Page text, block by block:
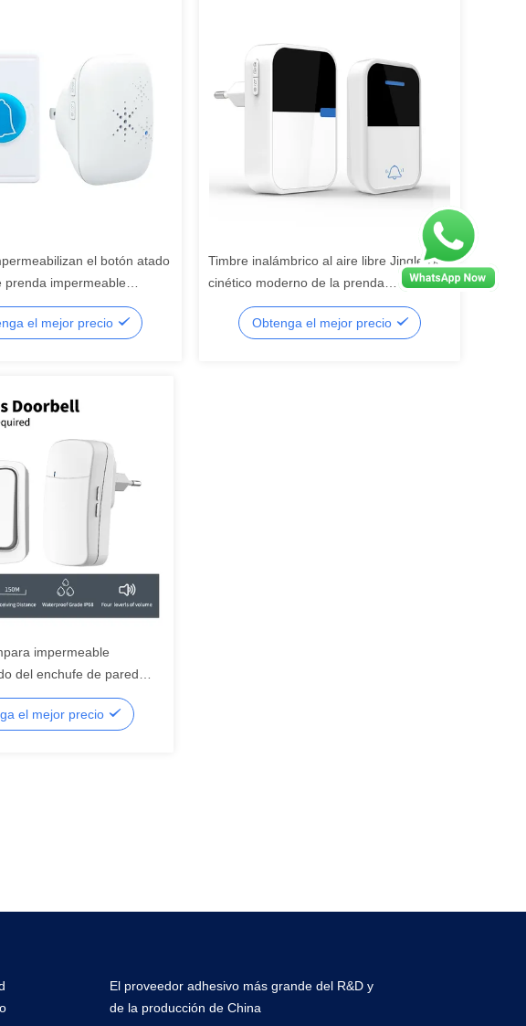
el botón atado
prenda impermeable
timbre de los tonos LED
el mejor precio
Timbre inalámbrico al aire libre Jingle Bell
cinético moderno de la prenda
impermeable
Obtenga el mejor precio
impermeable
del enchufe de pared
150M Remote Control Light
el mejor precio
El proveedor adhesivo más grande del R&D y
de la producción de China